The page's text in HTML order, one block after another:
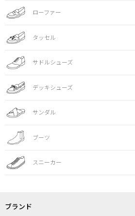
ローファー
タッセル
サドルシューズ
デッキシューズ
サンダル
ブーツ
スニーカー
ブランド